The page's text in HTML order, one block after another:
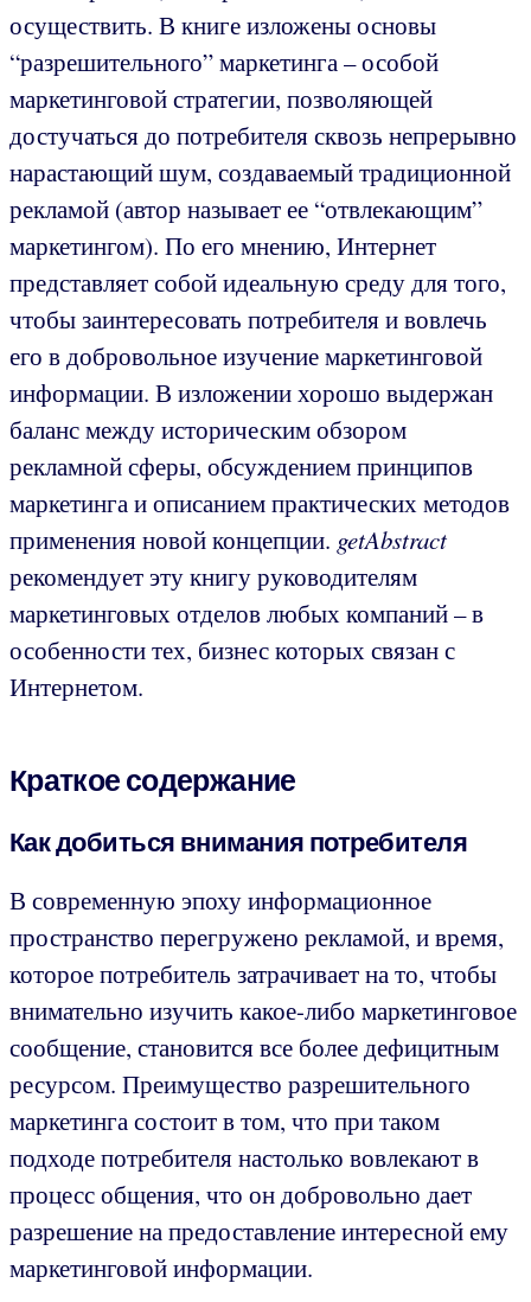
осуществить. В книге изложены основы
“разрешительного” маркетинга – особой
маркетинговой стратегии, позволяющей
достучаться до потребителя сквозь непрерывно
нарастающий шум, создаваемый традиционной
рекламой (автор называет ее “отвлекающим”
маркетингом). По его мнению, Интернет
представляет собой идеальную среду для того,
чтобы заинтересовать потребителя и вовлечь
его в добровольное изучение маркетинговой
информации. В изложении хорошо выдержан
баланс между историческим обзором
рекламной сферы, обсуждением принципов
маркетинга и описанием практических методов
применения новой концепции. getAbstract
рекомендует эту книгу руководителям
маркетинговых отделов любых компаний – в
особенности тех, бизнес которых связан с
Интернетом.
Краткое содержание
Как добиться внимания потребителя
В современную эпоху информационное
пространство перегружено рекламой, и время,
которое потребитель затрачивает на то, чтобы
внимательно изучить какое-либо маркетинговое
сообщение, становится все более дефицитным
ресурсом. Преимущество разрешительного
маркетинга состоит в том, что при таком
подходе потребителя настолько вовлекают в
процесс общения, что он добровольно дает
разрешение на предоставление интересной ему
маркетинговой информации.